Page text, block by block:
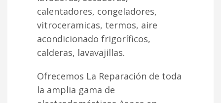
calentadores, congeladores,
vitroceramicas, termos, aire
acondicionado frigoríficos,
calderas, lavavajillas.
Ofrecemos La Reparación de toda
la amplia gama de